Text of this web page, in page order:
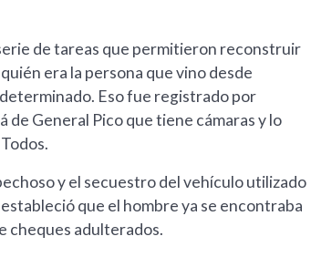
de tareas que permitieron reconstruir
era la persona que vino desde
Eso fue registrado por
de General Pico que tiene cámaras y lo
y el secuestro del vehículo utilizado
que el hombre ya se encontraba
cheques adulterados.